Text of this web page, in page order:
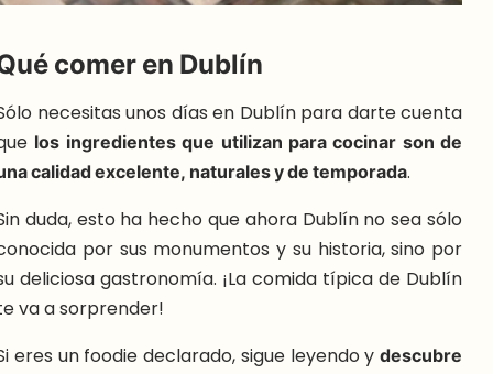
comer en Dublín
necesitas unos días en Dublín para darte cuenta
los ingredientes que utilizan para cocinar son de
calidad excelente, naturales y de temporada.
duda, esto ha hecho que ahora Dublín no sea sólo
por sus monumentos y su historia, sino por
deliciosa gastronomía. ¡La comida típica de Dublín
va a sorprender!
eres un foodie declarado, sigue leyendo y descubre